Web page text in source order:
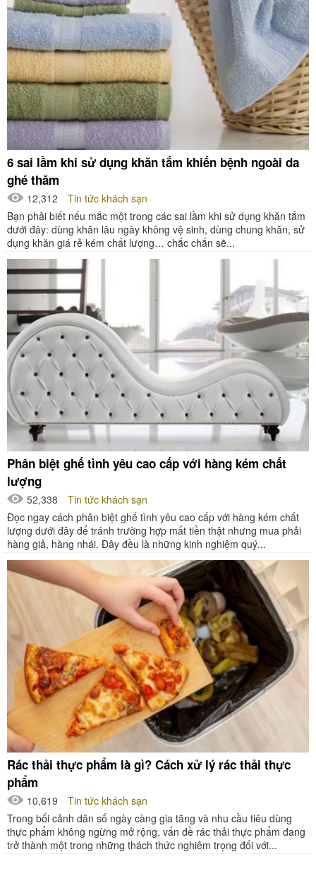
6 sai lầm khi sử dụng khăn tắm khiến bệnh ngoài da
ghé thăm
12,312
Tin tức khách sạn
Bạn phải biết nếu mắc một trong các sai lầm khi sử dụng khăn tắm
dưới đây: dùng khăn lâu ngày không vệ sinh, dùng chung khăn, sử
dụng khăn giá rẻ kém chất lượng… chắc chắn sẽ...
Phân biệt ghế tình yêu cao cấp với hàng kém chất
lượng
52,338
Tin tức khách sạn
Đọc ngay cách phân biệt ghế tình yêu cao cấp với hàng kém chất
lượng dưới đây để tránh trường hợp mất tiền thật nhưng mua phải
hàng giả, hàng nhái. Đây đều là những kinh nghiệm quý...
Rác thải thực phẩm là gì? Cách xử lý rác thải thực
phẩm
10,619
Tin tức khách sạn
Trong bối cảnh dân số ngày càng gia tăng và nhu cầu tiêu dùng
thực phẩm không ngừng mở rộng, vấn đề rác thải thực phẩm đang
trở thành một trong những thách thức nghiêm trọng đối với...